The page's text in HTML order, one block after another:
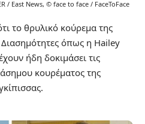
/ East News, © face to face / FaceToFace
το θρυλικό κούρεμα της
όπως η Hailey
ήδη δοκιμάσει τις
κουρέματος της